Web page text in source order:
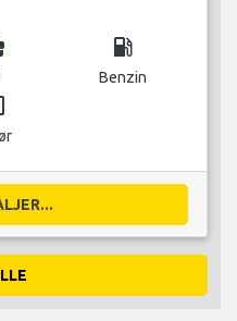
local_gas_station
Benzin